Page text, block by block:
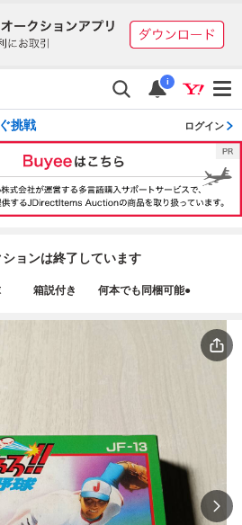
i
挑戦 ログイン
ョンは終了しています
箱説付き 何本でも同梱可能●